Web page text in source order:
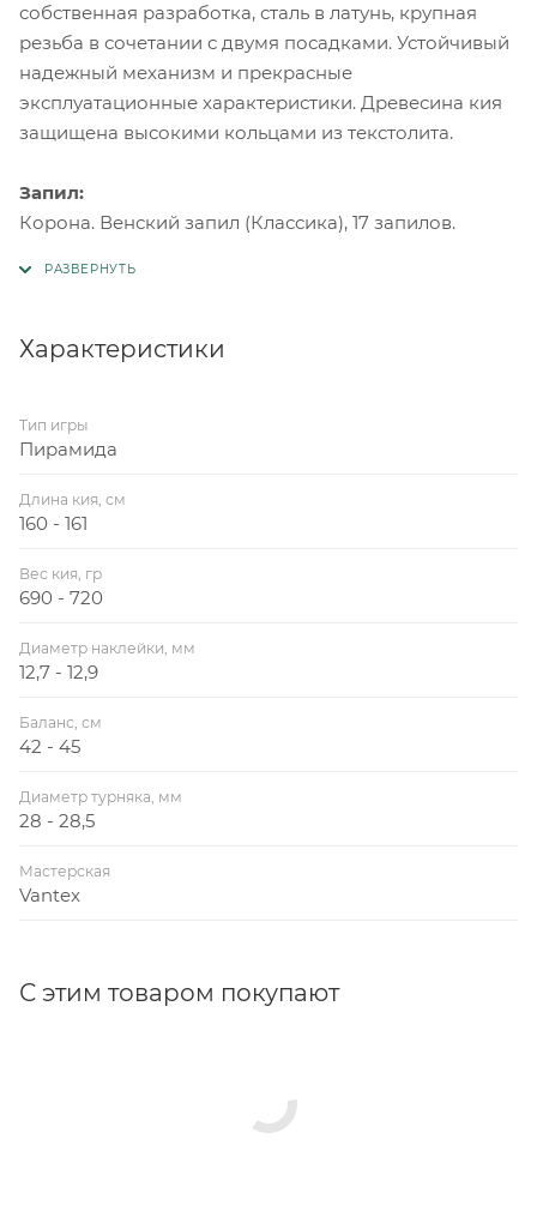
собственная разработка, сталь в латунь, крупная
резьба в сочетании с двумя посадками. Устойчивый
надежный механизм и прекрасные
эксплуатационные характеристики. Древесина кия
защищена высокими кольцами из текстолита.
Запил:
Корона. Венский запил (Классика), 17 запилов.
Характеристики
Тип игры
Пирамида
Длина кия, см
160 - 161
Вес кия, гр
690 - 720
Диаметр наклейки, мм
12,7 - 12,9
Баланс, см
42 - 45
Диаметр турняка, мм
28 - 28,5
Мастерская
Vantex
С этим товаром покупают